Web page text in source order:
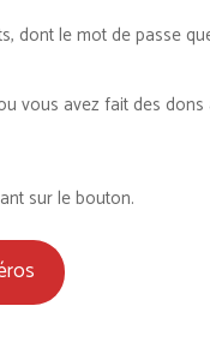
dont le mot de passe
vous avez fait des dons
sur le bouton.